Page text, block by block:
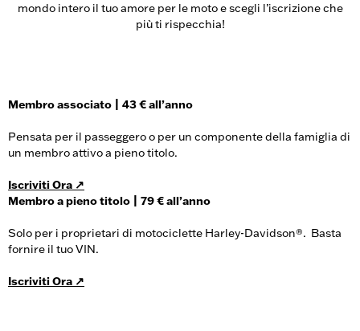
mondo intero il tuo amore per le moto e scegli l’iscrizione che
più ti rispecchia!
Membro associato | 43 € all’anno
Pensata per il passeggero o per un componente della famiglia di
un membro attivo a pieno titolo.
Iscriviti Ora ↗
Membro a pieno titolo | 79 € all’anno
Solo per i proprietari di motociclette Harley-Davidson®. Basta
fornire il tuo VIN.
Iscriviti Ora ↗